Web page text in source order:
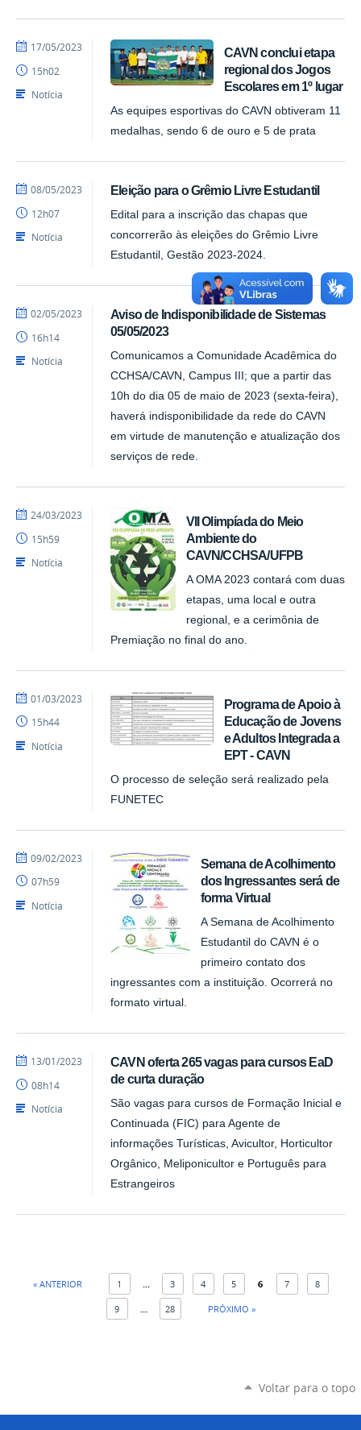
CAVN conclui etapa
regional dos Jogos
Escolares em 1º lugar
As equipes esportivas do CAVN obtiveram 11
medalhas, sendo 6 de ouro e 5 de prata
por
publicado
17/05/2023
15h02
Notícia
Eleição para o Grêmio Livre Estudantil
Edital para a inscrição das chapas que
concorrerão às eleições do Grêmio Livre
Estudantil, Gestão 2023-2024.
por
publicado
08/05/2023
12h07
Notícia
Aviso de Indisponibilidade de Sistemas
05/05/2023
Comunicamos a Comunidade Acadêmica do
CCHSA/CAVN, Campus III; que a partir das
10h do dia 05 de maio de 2023 (sexta-feira),
haverá indisponibilidade da rede do CAVN
em virtude de manutenção e atualização dos
serviços de rede.
por
publicado
02/05/2023
16h14
Notícia
VII Olimpíada do Meio
Ambiente do
CAVN/CCHSA/UFPB
A OMA 2023 contará com duas
etapas, uma local e outra
regional, e a cerimônia de
Premiação no final do ano.
por
publicado
24/03/2023
15h59
Notícia
Programa de Apoio à
Educação de Jovens
e Adultos Integrada a
EPT - CAVN
O processo de seleção será realizado pela
FUNETEC
por
publicado
01/03/2023
15h44
Notícia
Semana de Acolhimento
dos Ingressantes será de
forma Virtual
A Semana de Acolhimento
Estudantil do CAVN é o
primeiro contato dos
ingressantes com a instituição. Ocorrerá no
formato virtual.
por
publicado
09/02/2023
07h59
Notícia
CAVN oferta 265 vagas para cursos EaD
de curta duração
São vagas para cursos de Formação Inicial e
Continuada (FIC) para Agente de
informações Turísticas, Avicultor, Horticultor
Orgânico, Meliponicultor e Português para
Estrangeiros
por
publicado
13/01/2023
08h14
Notícia
« ANTERIOR 1 ... 3 4 5 6 7 8
9 ... 28 PRÓXIMO »
Voltar para o topo